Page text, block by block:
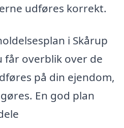
udføres korrekt.
i Skårup
får overblik over de
på din ejendom,
En god plan